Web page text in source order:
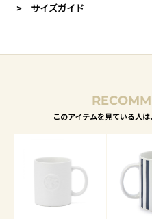
> サイズガイド
このアイテムを見ている人